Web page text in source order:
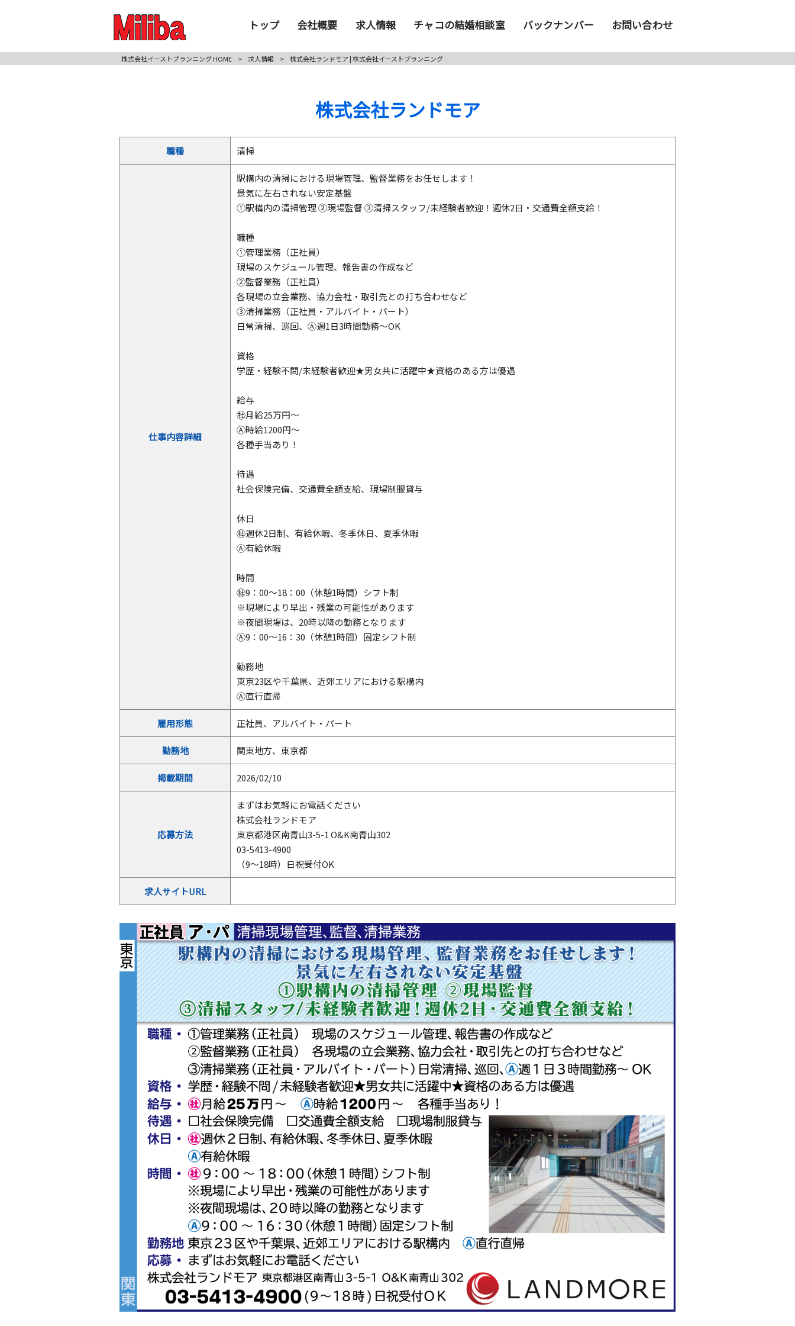
トップ 会社概要 求人情報 チャコの結婚相談室 バックナンバー お問い合わせ
株式会社イーストプランニング HOME > 求人情報 > 株式会社ランドモア | 株式会社イーストプランニング
株式会社ランドモア
職種 清掃
仕事内容詳細
駅構内の清掃における現場管理、監督業務をお任せします！
景気に左右されない安定基盤
①駅構内の清掃管理 ➁現場監督 ③清掃スタッフ/未経験者歓迎！週休2日・交通費全額支給！
職種
①管理業務（正社員）
現場のスケジュール管理、報告書の作成など
➁監督業務（正社員）
各現場の立会業務、協力会社・取引先との打ち合わせなど
③清掃業務（正社員・アルバイト・パート）
日常清掃、巡回、Ⓐ週1日3時間勤務～OK
資格
学歴・経験不問/未経験者歓迎★男女共に活躍中★資格のある方は優遇
給与
㊓月給25万円～
Ⓐ時給1200円～
各種手当あり！
待遇
社会保険完備、交通費全額支給、現場制服貸与
休日
㊓週休2日制、有給休暇、冬季休日、夏季休暇
Ⓐ有給休暇
時間
㊓9：00～18：00（休憩1時間）シフト制
※現場により早出・残業の可能性があります
※夜間現場は、20時以降の勤務となります
Ⓐ9：00～16：30（休憩1時間）固定シフト制
勤務地
東京23区や千葉県、近郊エリアにおける駅構内
Ⓐ直行直帰
雇用形態 正社員、アルバイト・パート
勤務地 関東地方、東京都
掲載期間 2026/02/10
応募方法
まずはお気軽にお電話ください
株式会社ランドモア
東京都港区南青山3-5-1 O&K南青山302
03-5413-4900
（9～18時）日祝受付OK
求人サイトURL